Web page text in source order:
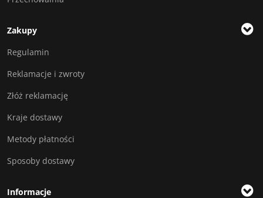
Zakupy
Regulamin
Reklamacje i zwroty
Złóż reklamację
Kraje dostawy
Metody płatności
Sposoby dostawy
Informacje